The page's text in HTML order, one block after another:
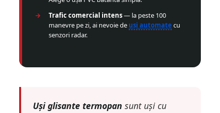
Trafic comercial intens— la peste 100
manevre pe zi, ai nevoie de uși automate cu
senzori radar.
Uși glisante termopan sunt uși cu